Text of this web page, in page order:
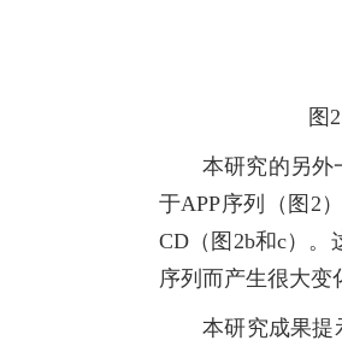
图
本研究的另外
于APP序列（图2
CD（图2b和c）。
序列而产生很大变
本研究成果提